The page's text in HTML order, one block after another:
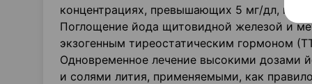
концентрациях, превышающих 5 мг/дл,
Поглощение йода щитовидной железой и
экзогенным тиреостатическим гормоном
Одновременное лечение высокими
и солями лития, применяемыми, как